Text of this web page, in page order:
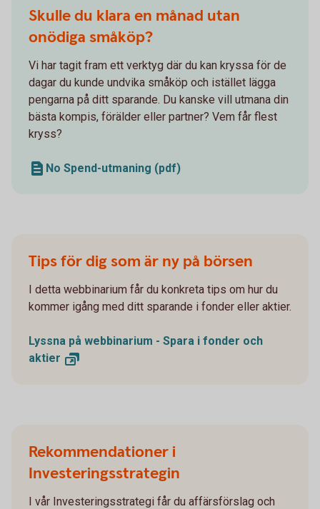
Skulle du klara en månad utan
onödiga småköp?
Vi har tagit fram ett verktyg där du kan kryssa för de
dagar du kunde undvika småköp och istället lägga
pengarna på ditt sparande. Du kanske vill utmana din
bästa kompis, förälder eller partner? Vem får flest
kryss?
No Spend-utmaning (pdf)
Tips för dig som är ny på börsen
I detta webbinarium får du konkreta tips om hur du
kommer igång med ditt sparande i fonder eller aktier.
Lyssna på webbinarium - Spara i fonder och
aktier
Rekommendationer i
Investeringsstrategin
I vår Investeringsstrategi får du affärsförslag och